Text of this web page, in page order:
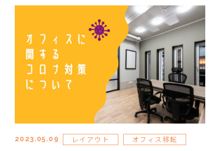
2023.05.09 レイアウト
オフィス移転